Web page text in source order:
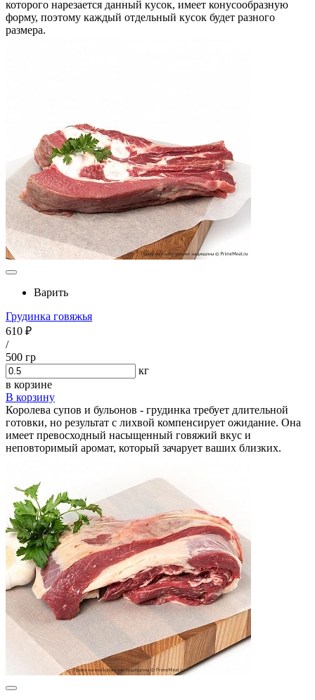
которого нарезается данный кусок, имеет конусообразную
форму, поэтому каждый отдельный кусок будет разного
размера.
Варить
Грудинка говяжья
610 ₽
/
500 гр
кг
в корзине
В корзину
Королева супов и бульонов - грудинка требует длительной
готовки, но результат с лихвой компенсирует ожидание. Она
имеет превосходный насыщенный говяжий вкус и
неповторимый аромат, который зачарует ваших близких.